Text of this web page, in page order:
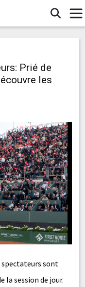
Prié de
les
sont
la session de jour.